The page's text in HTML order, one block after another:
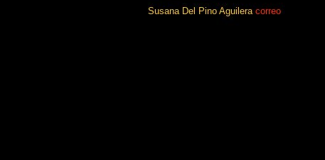
Susana Del Pino Aguilera correo